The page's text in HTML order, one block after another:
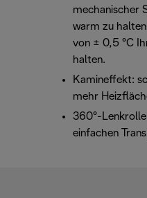
mechanischer
warm zu
von ± 0,5 °C
halten.
Kamineffekt:
mehr
360°-
einfachen